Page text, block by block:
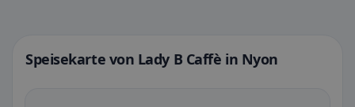
Speisekarte von Lady B Caffè in Nyon